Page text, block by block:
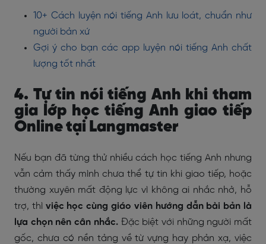
10+ Cách luyện nói tiếng Anh lưu loát, chuẩn như
người bản xứ
Gợi ý cho bạn các app luyện nói tiếng Anh chất
lượng tốt nhất
4. Tự tin nói tiếng Anh khi tham
gia lớp học tiếng Anh giao tiếp
Online tại Langmaster
Nếu bạn đã từng thử nhiều cách học tiếng Anh nhưng
vẫn cảm thấy mình chưa thể tự tin khi giao tiếp, hoặc
thường xuyên mất động lực vì không ai nhắc nhở, hỗ
trợ, thì việc học cùng giáo viên hướng dẫn bài bản là
lựa chọn nên cân nhắc.Đặc biệt với những người mất
gốc, chưa có nền tảng về từ vựng hay phản xạ, việc